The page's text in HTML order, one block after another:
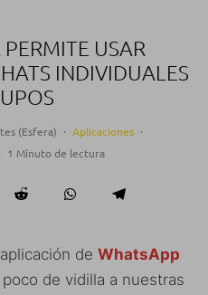
USAR
INDIVIDUALES
(Esfera) · Aplicaciones ·
1 Minuto de lectura
de WhatsApp
de vidilla a nuestras